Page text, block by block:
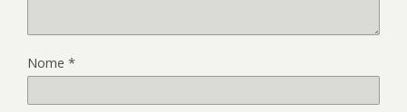
Nome *